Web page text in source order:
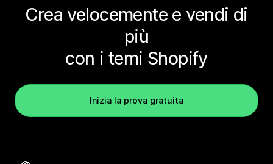
Crea velocemente e vendi di
più
con i temi Shopify
Inizia la prova gratuita